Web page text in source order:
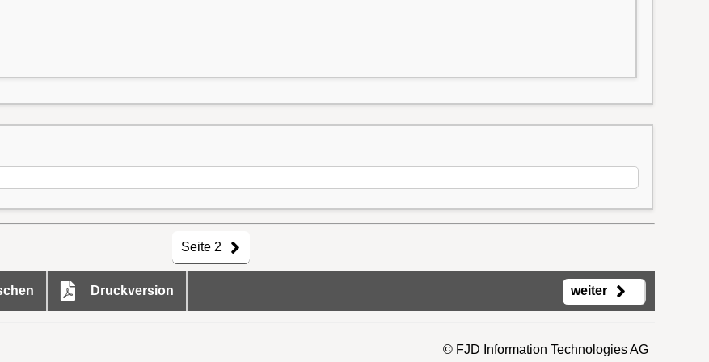
Seite 2
Druckversion weiter
© FJD Information Technologies AG